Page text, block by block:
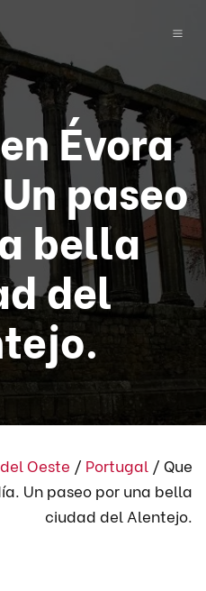
Évora
paseo
bella
del
Oeste / Portugal / Que
Un paseo por una bella
ciudad del Alentejo.